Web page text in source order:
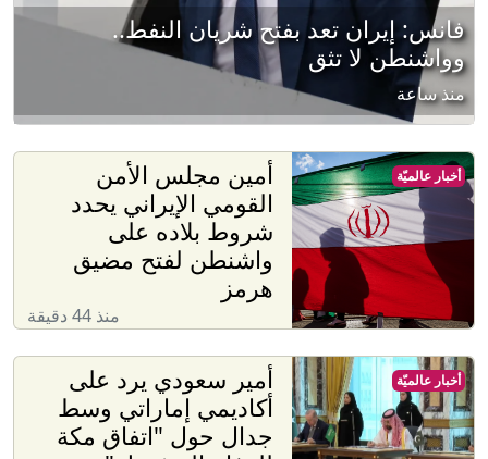
فانس: إيران تعد بفتح شريان النفط..
وواشنطن لا تثق
منذ ساعة
أمين مجلس الأمن
القومي الإيراني يحدد
شروط بلاده على
واشنطن لفتح مضيق
هرمز
منذ 44 دقيقة
أخبار عالميّة
أمير سعودي يرد على
أكاديمي إماراتي وسط
جدال حول "اتفاق مكة
أخبار عالميّة